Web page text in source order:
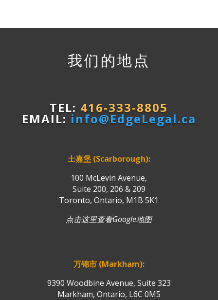
我们的地点
TEL: 416-333-8805
EMAIL: info@EdgeLegal.ca
士嘉堡 (Scarborough):
100 McLevin Avenue,
Suite 200, 206 & 209
Toronto, Ontario, M1B 5K1
点击这里查看Google地图
万锦市 (Markham):
9390 Woodbine Avenue, Suite 323
Markham, Ontario, L6C 0M5